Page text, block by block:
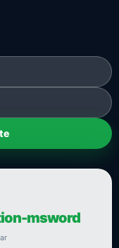
msword